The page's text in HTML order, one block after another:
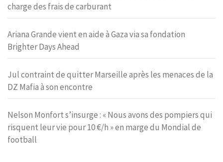
charge des frais de carburant
Ariana Grande vient en aide à Gaza via sa fondation
Brighter Days Ahead
Jul contraint de quitter Marseille après les menaces de la
DZ Mafia à son encontre
Nelson Monfort s’insurge : « Nous avons des pompiers qui
risquent leur vie pour 10 €/h » en marge du Mondial de
football